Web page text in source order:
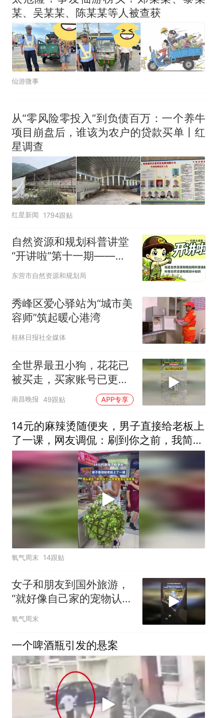
某、吴某某、陈某某等人被查获
仙游微事
从“零风险零投入”到负债百万：一个养牛
项目崩盘后，谁该为农户的贷款买单丨红
星调查
红星新闻 1794跟贴
自然资源和规划科普讲堂
“开讲啦”第十一期——读
懂临时用地规范管理严守
东营市自然资源和规划局
秀峰区爱心驿站为“城市美
容师”筑起暖心港湾
桂林日报社全媒体
全世界最丑小狗，花花已
被买走，买家账号已更新
花花日常视频，其父母出
现严重应激
南昌晚报 49跟贴 APP专享
14元的麻辣烫随便夹，男子直接给老板上
了一课，网友调侃：刷到你之前，我简直
是在做慈善
氧气周末 14跟贴
女子和朋友到国外旅游，
“就好像自己家的宠物认主
一样，立马回应了我们并
氧气周末
一个啤酒瓶引发的悬案